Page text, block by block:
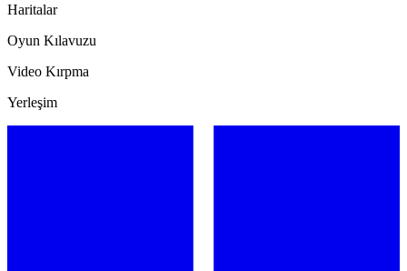
Haritalar
Oyun Kılavuzu
Video Kırpma
Yerleşim